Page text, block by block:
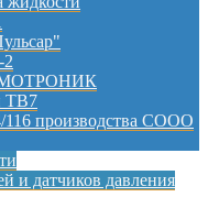
ТВ7
производства СООО
и датчиков давления